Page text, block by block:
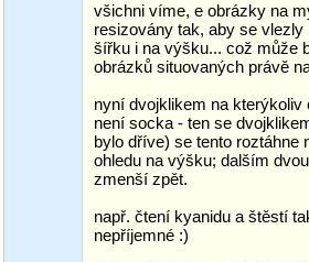
všichni víme, e obrázky na
resizovány tak, aby se vlezly
šířku i na výšku... což může
obrázků situovaných právě
nyní dvojklikem na kterýkoliv
není socka - ten se
bylo dříve) se tento roztáhne
ohledu na výšku; dalším
zmenší zpět.
např. čtení kyanidu a štěstí
nepříjemné :)